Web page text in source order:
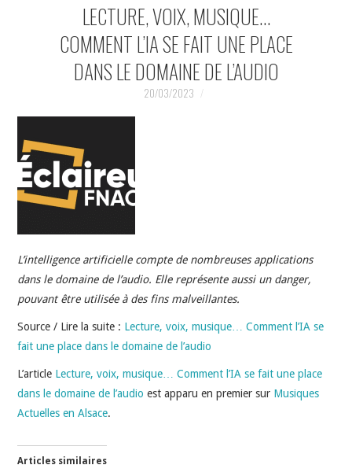
MUSIQUESACTUELLES.NET
GABBA GABBA HEY !
INDÉPENDANTS
DOKO
LECTURE, VOIX, MUSIQUE…
COMMENT L’IA SE FAIT UNE PLACE
DANS LE DOMAINE DE L’AUDIO
20/03/2023
L’intelligence artificielle compte de nombreuses applications
dans le domaine de l’audio. Elle représente aussi un danger,
pouvant être utilisée à des fins malveillantes.
Source / Lire la suite : Lecture, voix, musique… Comment l’IA se
fait une place dans le domaine de l’audio
L’article Lecture, voix, musique… Comment l’IA se fait une place
dans le domaine de l’audio est apparu en premier sur Musiques
Actuelles en Alsace.
Articles similaires